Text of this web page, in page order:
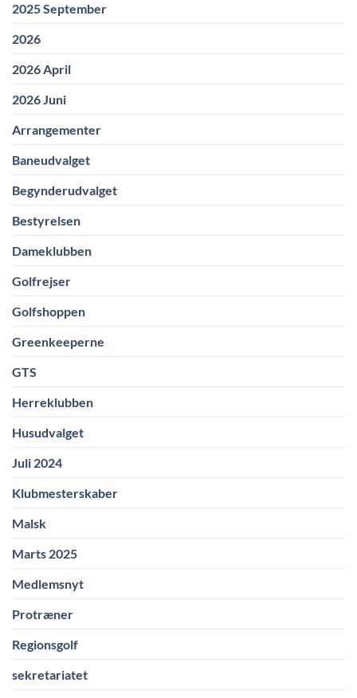
2025 September
2026
2026 April
2026 Juni
Arrangementer
Baneudvalget
Begynderudvalget
Bestyrelsen
Dameklubben
Golfrejser
Golfshoppen
Greenkeeperne
GTS
Herreklubben
Husudvalget
Juli 2024
Klubmesterskaber
Malsk
Marts 2025
Medlemsnyt
Protræner
Regionsgolf
sekretariatet